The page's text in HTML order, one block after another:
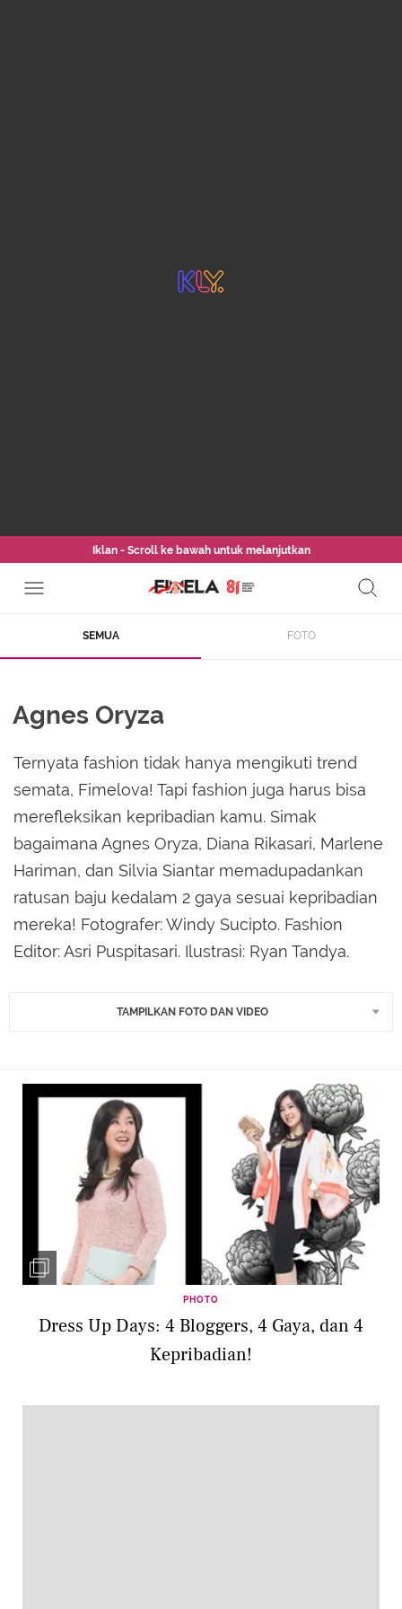
Iklan - Scroll ke bawah untuk melanjutkan
SEMUA FOTO
Agnes Oryza
Ternyata fashion tidak hanya mengikuti trend
semata, Fimelova! Tapi fashion juga harus bisa
merefleksikan kepribadian kamu. Simak
bagaimana Agnes Oryza, Diana Rikasari, Marlene
Hariman, dan Silvia Siantar memadupadankan
ratusan baju kedalam 2 gaya sesuai kepribadian
mereka! Fotografer: Windy Sucipto. Fashion
Editor: Asri Puspitasari. Ilustrasi: Ryan Tandya.
TAMPILKAN FOTO DAN VIDEO
PHOTO
Dress Up Days: 4 Bloggers, 4 Gaya, dan 4
Kepribadian!